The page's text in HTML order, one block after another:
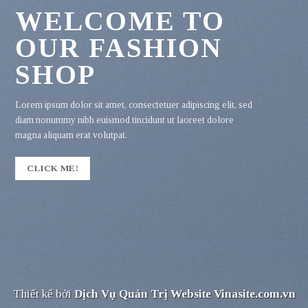
WELCOME TO
OUR FASHION
SHOP
Lorem ipsum dolor sit amet, consectetuer adipiscing elit, sed
diam nonummy nibh euismod tincidunt ut laoreet dolore
magna aliquam erat volutpat.
CLICK ME!
Thiết kế bởi Dịch Vụ Quản Trị Website Vinasite.com.vn